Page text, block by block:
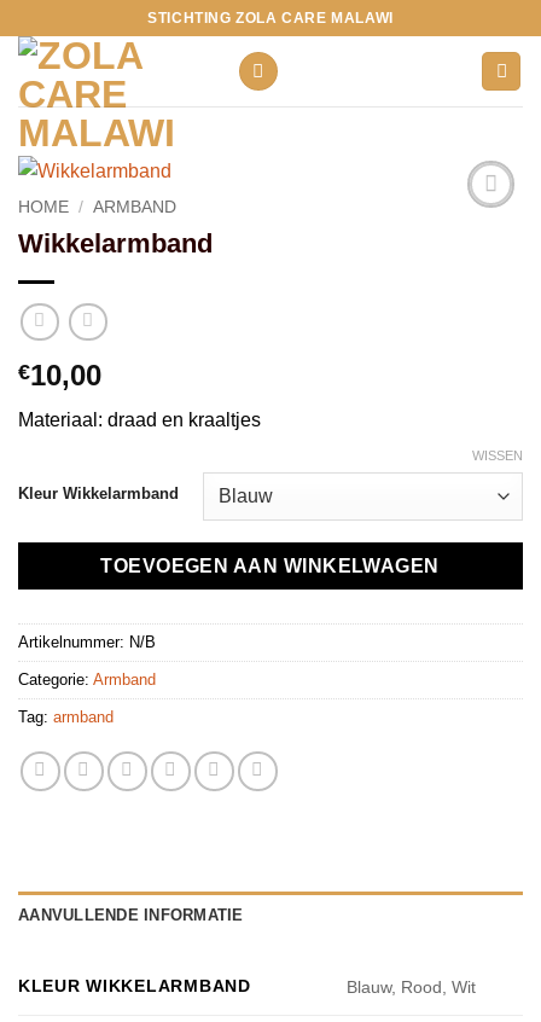
naar
inhoud
STICHTING ZOLA CARE MALAWI
HOME / ARMBAND
Wikkelarmband
€10,00
Materiaal: draad en kraaltjes
Kleur Wikkelarmband
WISSEN
TOEVOEGEN AAN WINKELWAGEN
Artikelnummer: N/B
Categorie: Armband
Tag: armband
AANVULLENDE INFORMATIE
KLEUR WIKKELARMBAND Blauw, Rood, Wit